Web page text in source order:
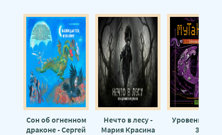
Уровень Пи 19
Уровень Пи 20
Уровень Пи 21
Уровень Пи 22
Сон об огненном
драконе - Сергей
Нечто в лесу -
Мария Красина
Уровень Фи -
Эн